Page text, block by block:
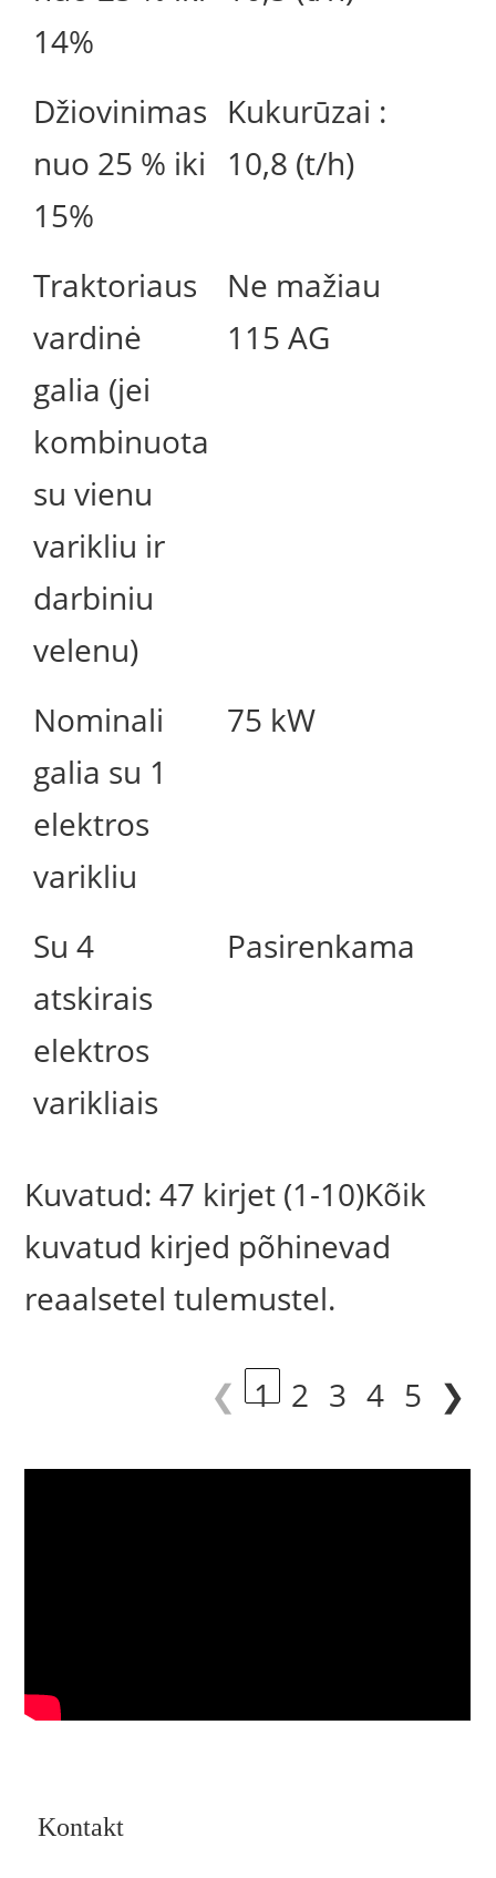
14%
Džiovinimas
nuo 25 % iki
15%
Kukurūzai :
10,8 (t/h)
Traktoriaus
vardinė
galia (jei
kombinuota
su vienu
varikliu ir
darbiniu
velenu)
Ne mažiau
115 AG
Nominali
galia su 1
elektros
varikliu
75 kW
Su 4
atskirais
elektros
varikliais
Pasirenkama
Kuvatud: 47 kirjet (1-10)Kõik
kuvatud kirjed põhinevad
reaalsetel tulemustel.
❮ 1 2 3 4 5 ❯
Kontakt